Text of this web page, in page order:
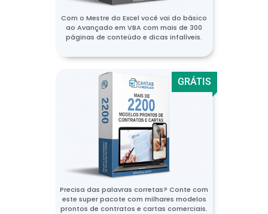
Com o Mestre do Excel você vai do básico
ao Avançado em VBA com mais de 300
páginas de conteúdo e dicas infalíveis.
GRÁTIS
Precisa das palavras corretas? Conte com
este super pacote com milhares modelos
prontos de contratos e cartas comerciais.